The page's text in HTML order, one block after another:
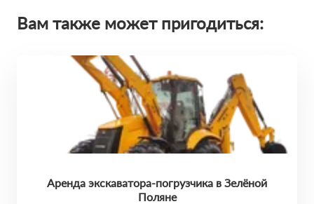
Вам также может пригодиться:
Аренда экскаватора-погрузчика в Зелёной
Поляне